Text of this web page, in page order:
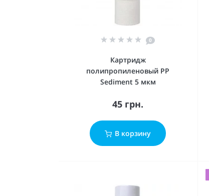
0
Картридж
полипропиленовый PP
Sediment 5 мкм
45 грн.
В корзину